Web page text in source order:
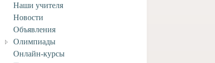
Наши учителя
Новости
Объявления
Олимпиады
Онлайн-курсы